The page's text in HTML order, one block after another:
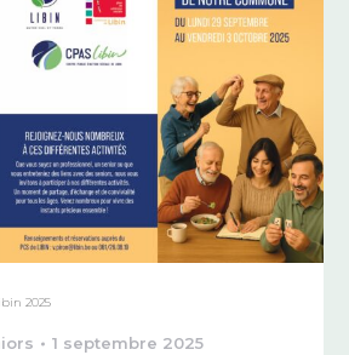
2025
1 septembre 2025